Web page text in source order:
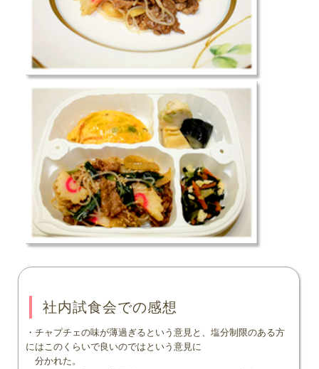
社内試食会での感想
・チャプチェの味が薄過ぎるという意見と、塩分制限のある方
にはこのくらいで良いのではという意見に
分かれた。